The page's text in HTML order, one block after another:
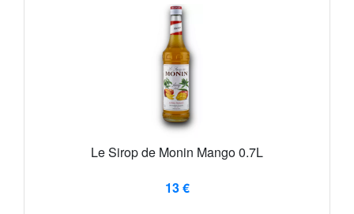
Le Sirop de Monin Mango 0.7L
13 €